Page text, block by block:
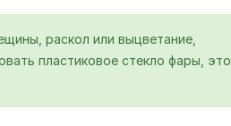
раскол или выцветание,
пластиковое стекло фары, это